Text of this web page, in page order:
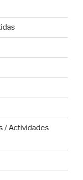
/ Actividades